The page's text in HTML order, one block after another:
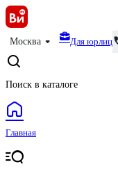
Москва Для юрлиц
Поиск в каталоге
Главная